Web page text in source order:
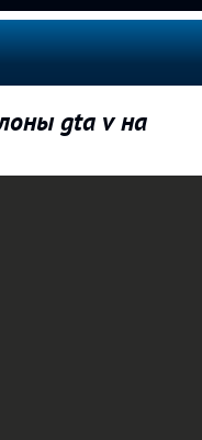
gta v на